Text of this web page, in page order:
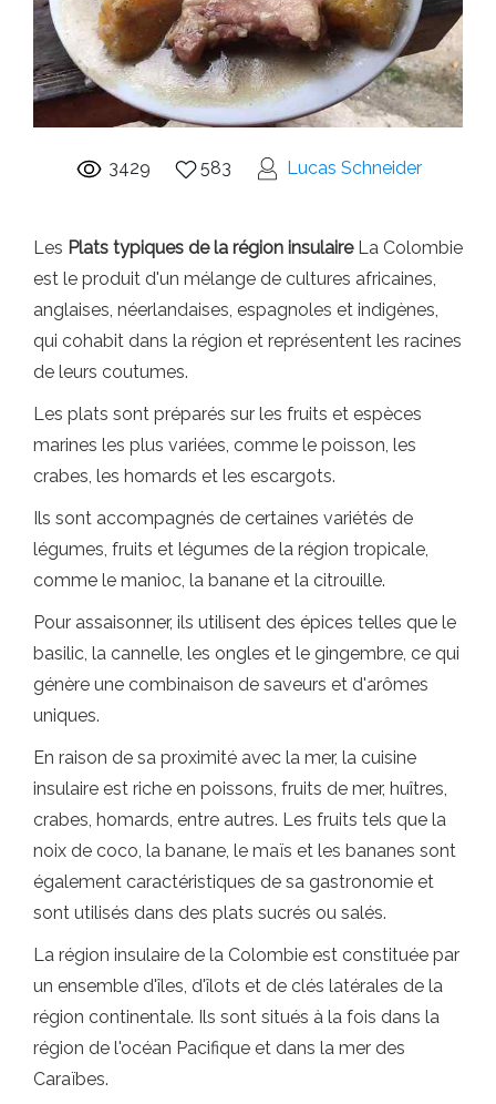
3429 583 Lucas Schneider
Les Plats typiques de la région insulaireLa Colombie
est le produit d'un mélange de cultures africaines,
anglaises, néerlandaises, espagnoles et indigènes,
qui cohabit dans la région et représentent les racines
de leurs coutumes.
Les plats sont préparés sur les fruits et espèces
marines les plus variées, comme le poisson, les
crabes, les homards et les escargots.
Ils sont accompagnés de certaines variétés de
légumes, fruits et légumes de la région tropicale,
comme le manioc, la banane et la citrouille.
Pour assaisonner, ils utilisent des épices telles que le
basilic, la cannelle, les ongles et le gingembre, ce qui
génère une combinaison de saveurs et d'arômes
uniques.
En raison de sa proximité avec la mer, la cuisine
insulaire est riche en poissons, fruits de mer, huîtres,
crabes, homards, entre autres. Les fruits tels que la
noix de coco, la banane, le maïs et les bananes sont
également caractéristiques de sa gastronomie et
sont utilisés dans des plats sucrés ou salés.
La région insulaire de la Colombie est constituée par
un ensemble d'îles, d'îlots et de clés latérales de la
région continentale. Ils sont situés à la fois dans la
région de l'océan Pacifique et dans la mer des
Caraïbes.